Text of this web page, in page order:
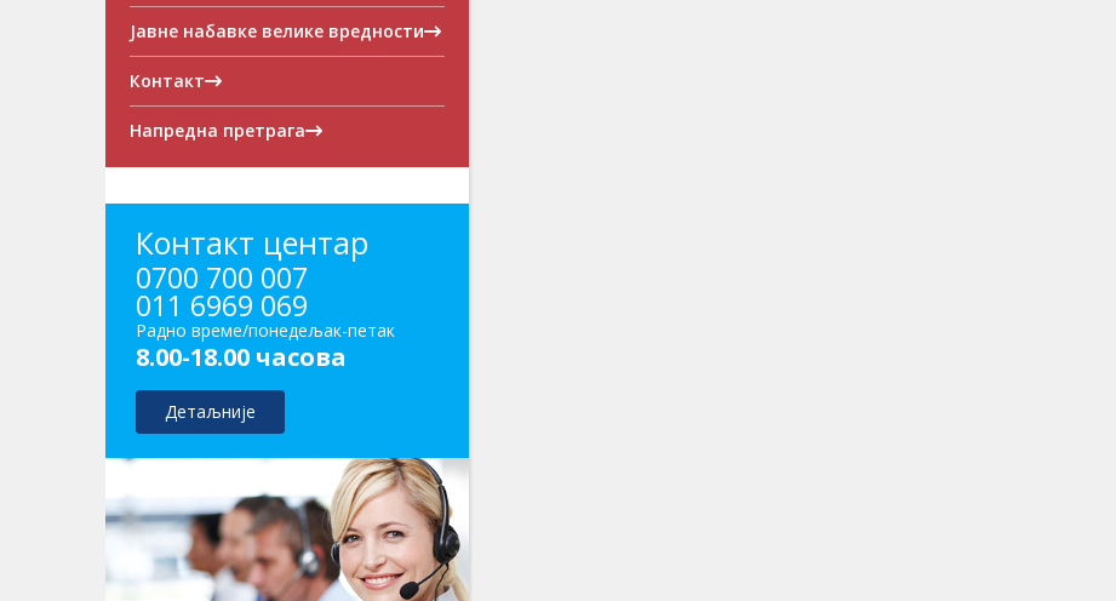
Јавне набавке велике вредности
Контакт
Напредна претрага
Контакт центар
0700 700 007
011 6969 069
Радно време/понедељак-петак
8.00-18.00 часова
Детаљније